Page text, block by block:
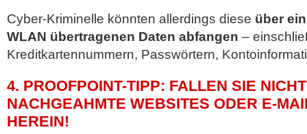
Cyber-Kriminelle könnten allerdings diese über
WLAN übertragenen Daten abfangen –
Kreditkartennummern, Passwörtern,
4. PROOFPOINT-TIPP: FALLEN SIE
NACHGEAHMTE WEBSITES ODER E-
HEREIN!